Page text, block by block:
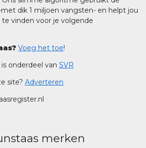
dik 1 miljoen vangsten- en helpt jou
vinden voor je volgende
Voeg het toe!
onderdeel van SVR
site? Adverteren
merken